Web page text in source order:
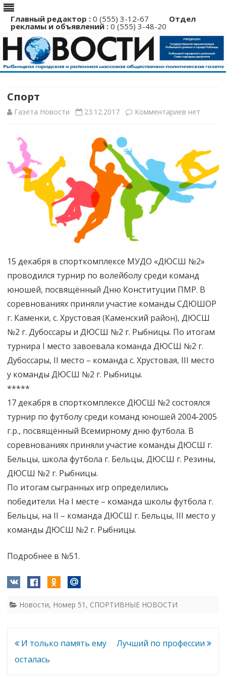
Главный редактор : 0 (555) 3-12-67 Отдел
рекламы и объявлений : 0 (555) 3-48-20
Перейти
Спорт
Газета Новости 23.12.2017 Комментариев кнет
15 декабря в спорткомплексе МУДО «ДЮСШ №2»
проводился турнир по волейболу среди команд
юношей, посвящённый Дню Конституции ПМР. В
соревнованиях приняли участие команды СДЮШОР
г. Каменки, с. Хрустовая (Каменский район), ДЮСШ
№2 г. Дубоссары и ДЮСШ №2 г. Рыбницы. По итогам
турнира I место завоевала команда ДЮСШ №2 г.
Дубоссары, II место – команда с. Хрустовая, III место
у команды ДЮСШ №2 г. Рыбницы.
*****
17 декабря в спорткомплексе ДЮСШ №2 состоялся
турнир по футболу среди команд юношей 2004-2005
г.р., посвящённый Всемирному дню футбола. В
соревнованиях приняли участие команды ДЮСШ г.
Бельцы, школа футбола г. Бельцы, ДЮСШ г. Резины,
ДЮСШ №2 г. Рыбницы.
По итогам сыгранных игр определились
победители. На I месте – команда школы футбола г.
Бельцы, на II – команда ДЮСШ г. Бельцы, III место у
команды ДЮСШ №2 г. Рыбницы.
Подробнее в №51.
Новости, Номер 51 , СПОРТИВНЫЕ НОВОСТИ
Навигация
по
И только память ему
осталась
Лучший по профессии